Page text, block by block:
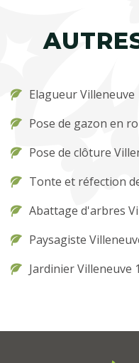
Elagueur Villeneuve
Pose de gazon en
Pose de clôture
Tonte et réfection
Abattage d'arbres
Paysagiste
Jardinier Villeneuve